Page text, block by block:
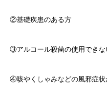
②基礎疾患のある方
③アルコール殺菌の使用できな
④咳やくしゃみなどの風邪症状